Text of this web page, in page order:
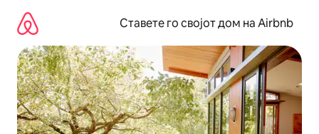
содржина
Ставете го својот дом на Airbnb